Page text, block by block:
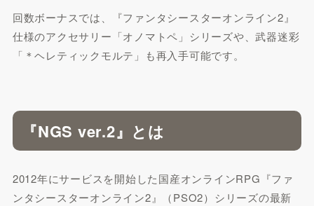
回数ボーナスでは、『ファンタシースターオンライン2』
仕様のアクセサリー「オノマトペ」シリーズや、武器迷彩
「＊ヘレティックモルテ」も再入手可能です。
『NGS ver.2』とは
2012年にサービスを開始した国産オンラインRPG『ファ
ンタシースターオンライン2』（PSO2）シリーズの最新